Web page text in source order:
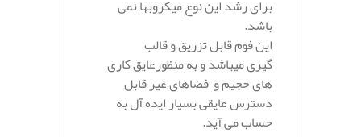
برای رشد این نوع میکروبها نمی
باشد.
این فوم قابل تزریق و قالب
گیری میباشد و به منظورعایق کاری
های حجیم و فضاهای غیر قابل
دسترس عایقی بسیار ایده آل به
حساب می آید.